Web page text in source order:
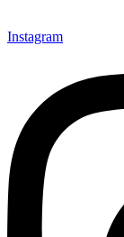
Instagram